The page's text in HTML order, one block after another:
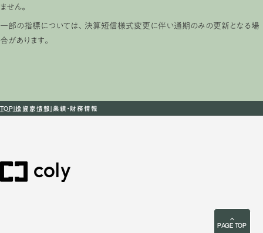
TOP投資家情報 業績・財務情報
ません。
一部の指標については、決算短信様式変更に伴い通期のみの更新となる場
合があります。
PAGE TOP